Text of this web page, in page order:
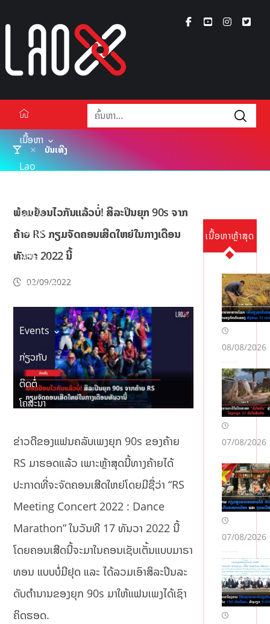
ເນື້ອຫາ
Lao
Lao X
Forum
ວິດີໂອ
Podcasts
Events
ກ່ຽວກັບ
ຕິດຕໍ່
ໂຄສະນາ
ບັນເທີງ
ພ້ອມຢ້ອນໄວກັນແລ້ວບໍ່! ສິລະປິນຍຸກ 90s ຈາກ
ຄ້າຍ RS ກຽມຈັດຄອນເສີດໃຫຍ່ໃນກາງເດືອນ
ທັນວາ 2022 ນີ້
02/09/2022
ຂ່າວດີຂອງແຟນຄລັບເພງຍຸກ 90s ຂອງຄ້າຍ
RS ມາຮອດແລ້ວ ເພາະຫຼ້າສຸດນີ້ທາງຄ້າຍໄດ້
ປະກາດທີ່ຈະຈັດຄອນເສີດໃຫຍ່ໂດຍມີຊື່ວ່າ “RS
Meeting Concert 2022 : Dance
Marathon” ໃນວັນທີ 17 ທັນວາ 2022 ນີ້
ໂດຍຄອນເສີດນີ້ຈະມາໃນຄອນເຊັບເຕັ້ນແບບມາຣາ
ທອນ ແບບບໍ່ມີຢຸດ ແລະ ໄດ້ລວມເອົາສິລະປິນລະ
ດັບຕໍານານຂອງຍຸກ 90s ມາໃຫ້ແຟນເພງໄດ້ເຊົາ
ຄິດຮອດ.
ເນື້ອຫາຫຼ້າສຸດ
08/08/2026
07/08/2026
07/08/2026